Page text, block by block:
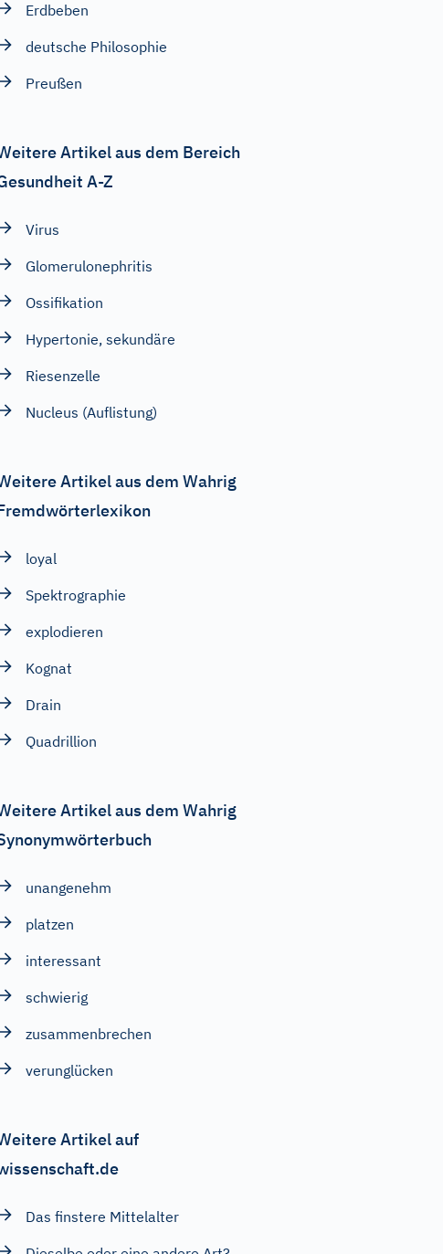
Erdbeben
deutsche Philosophie
Preußen
Artikel aus dem Bereich
A-Z
Virus
Glomerulonephritis
Ossifikation
Hypertonie, sekundäre
Riesenzelle
Nucleus (Auflistung)
Artikel aus dem Wahrig
loyal
Spektrographie
explodieren
Kognat
Drain
Quadrillion
Artikel aus dem Wahrig
unangenehm
platzen
interessant
schwierig
zusammenbrechen
verunglücken
Artikel auf
Das finstere Mittelalter